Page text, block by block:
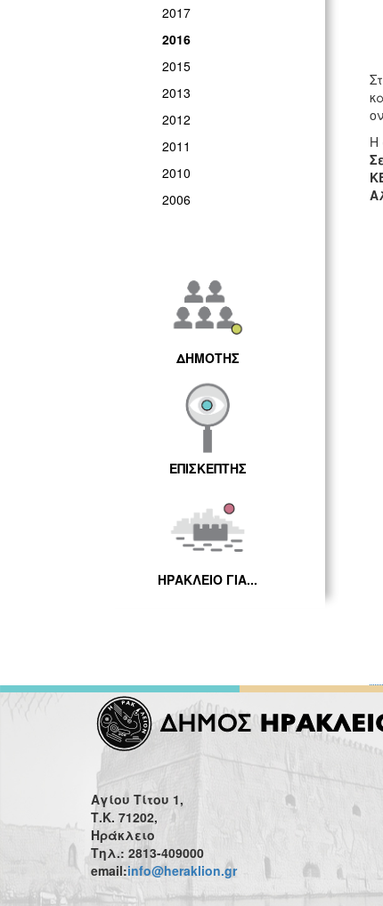
2017
2016
2015
2013
2012
2011
2010
2006
ΔΗΜΟΤΗΣ
ΕΠΙΣΚΕΠΤΗΣ
ΗΡΑΚΛΕΙΟ ΓΙΑ...
Η
Αγίου Τίτου 1,
Τ.Κ. 71202,
Ηράκλειο
Τηλ.: 2813-409000
email:info@heraklion.gr